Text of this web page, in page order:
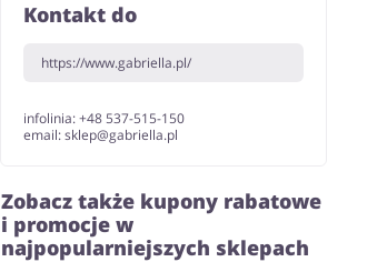
Kontakt do
https://www.gabriella.pl/
infolinia: +48 537-515-150
email: sklep@gabriella.pl
Zobacz także kupony rabatowe
i promocje w
najpopularniejszych sklepach